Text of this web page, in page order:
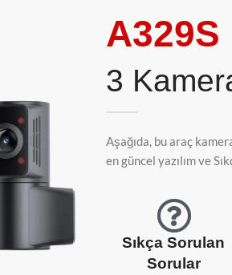
A329S
3
Aşağıda, bu araç
en güncel yazılım ve
Sıkça Sorulan
Sorular